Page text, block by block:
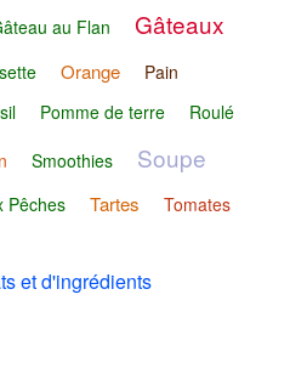
au Flan Gâteaux
Orange
Pain
Pomme de terre
Roulé
Smoothies Soupe
Pêches Tartes
Tomates
et d'ingrédients